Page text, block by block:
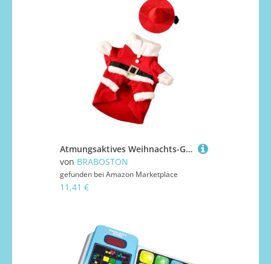
Atmungsaktives Weihnachts-Gänse-Kostüm für Familientreffen, festliche Polyester-Partykleidung, Erwachsene, Kinder, Erwachsene/Kinder, Weihnachtsgänse-Anzüge
von BRABOSTON
gefunden bei Amazon Marketplace
11,41 €